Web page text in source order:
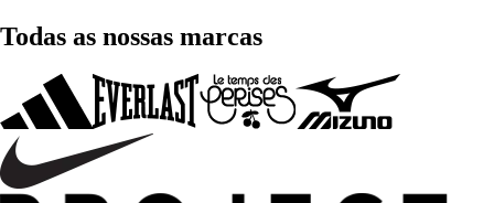
Todas as nossas marcas